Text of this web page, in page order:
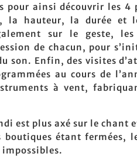
pour ainsi découvrir les 4
la hauteur, la durée et
sur le geste,
de chacun, pour
son. Enfin, des visites
au cours de
à vent,
est plus axé sur le chant
boutiques étant fermées,
impossibles.